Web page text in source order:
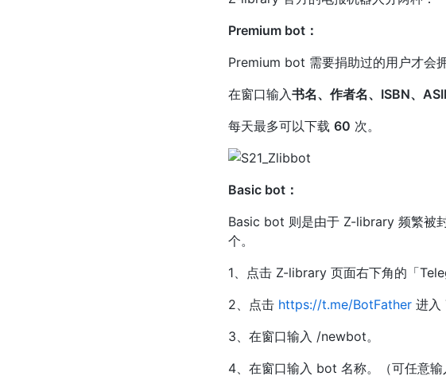
Premium bot：
Premium bot 需要捐助过的用户才会
在窗口输入书名、作者名、ISBN、
每天最多可以下载 60 次。
Basic bot：
Basic bot 则是由于 Z-library 频繁被
个。
1、点击 Z-library 页面右下角的「
2、点击 https://t.me/BotFather 进入
3、在窗口输入 /newbot。
4、在窗口输入 bot 名称。（可任意输